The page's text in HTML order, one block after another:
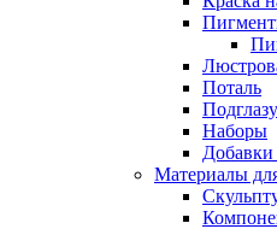
Поталь
Наборы
Материалы